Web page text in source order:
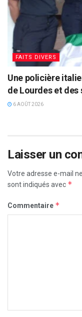
FAITS DIVERS
Une policière
de Lourdes et des
6 AOÛT 2026
Laisser un
Votre adresse e-mail
sont indiqués avec *
Commentaire *